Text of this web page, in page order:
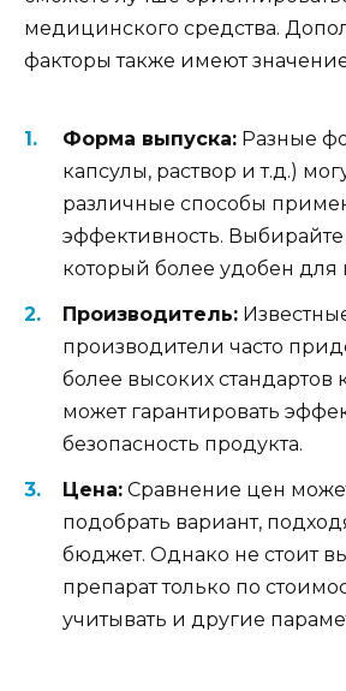
медицинского средства.
факторы также имеют
Форма выпуска: Разные
капсулы, раствор и т.д.)
различные способы
эффективность. Выбирайте
который более удобен для
Производитель:
производители часто
более высоких стандартов
может гарантировать
безопасность продукта.
Цена: Сравнение цен
подобрать вариант,
бюджет. Однако не стоит
препарат только по
учитывать и другие